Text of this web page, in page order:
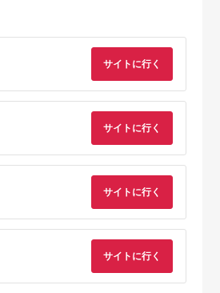
浜松発！いえやす自慢
の浜松餃子 4種を楽
しむバラエティーセッ
ト ぎょうざ ギョーザ
AA419.黒毛和牛
100%ハンバーグ（約
130g×4Pセット）
サイトに行く
サイトに行く
サイトに行く
サイトに行く